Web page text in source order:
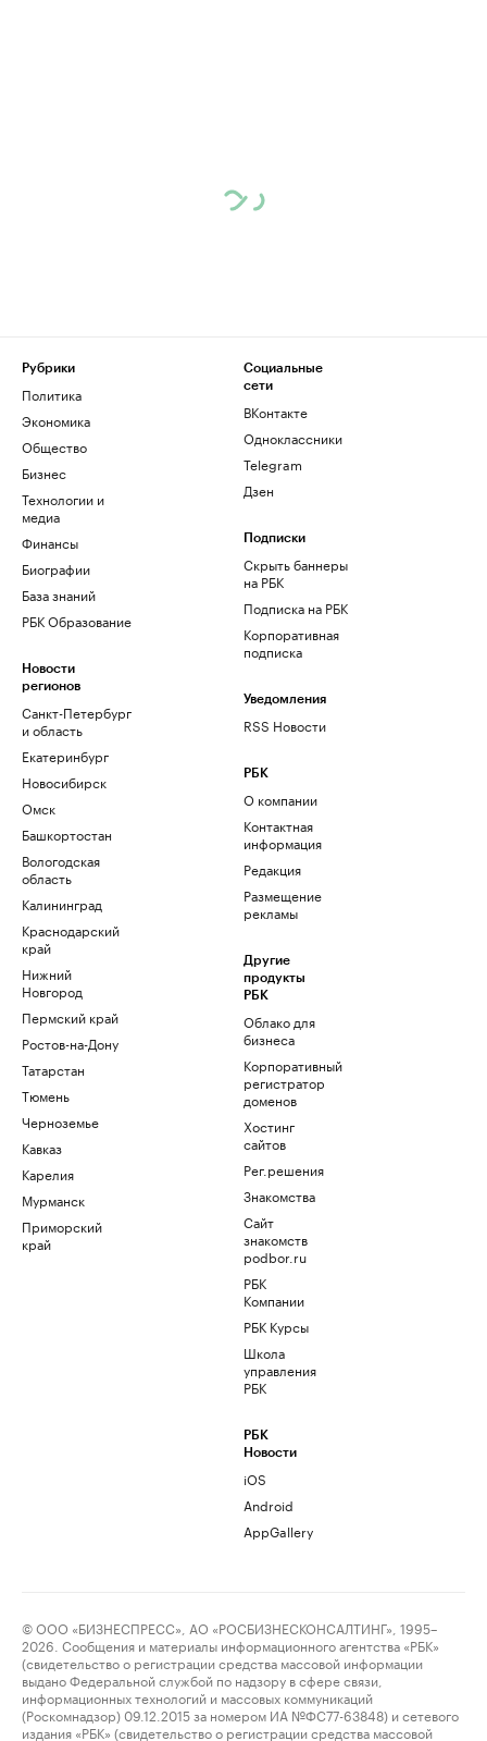
Рубрики
Политика
Экономика
Общество
Бизнес
Технологии и
медиа
Финансы
Биографии
База знаний
РБК Образование
Новости
регионов
Санкт-Петербург
и область
Екатеринбург
Новосибирск
Омск
Башкортостан
Вологодская
область
Калининград
Краснодарский
край
Нижний
Новгород
Пермский край
Ростов-на-Дону
Татарстан
Тюмень
Черноземье
Кавказ
Карелия
Мурманск
Приморский
край
Социальные
сети
ВКонтакте
Одноклассники
Telegram
Дзен
Подписки
Скрыть баннеры
на РБК
Подписка на РБК
Корпоративная
подписка
Уведомления
RSS Новости
РБК
О компании
Контактная
информация
Редакция
Размещение
рекламы
Другие
продукты
РБК
Облако для
бизнеса
Корпоративный
регистратор
доменов
Хостинг
сайтов
Рег.решения
Знакомства
Сайт
знакомств
podbor.ru
РБК
Компании
РБК Курсы
Школа
управления
РБК
РБК
Новости
iOS
Android
AppGallery
© ООО «БИЗНЕСПРЕСС», АО «РОСБИЗНЕСКОНСАЛТИНГ», 1995–
2026. Сообщения и материалы информационного агентства «РБК»
(свидетельство о регистрации средства массовой информации
выдано Федеральной службой по надзору в сфере связи,
информационных технологий и массовых коммуникаций
(Роскомнадзор) 09.12.2015 за номером ИА №ФС77-63848) и сетевого
издания «РБК» (свидетельство о регистрации средства массовой